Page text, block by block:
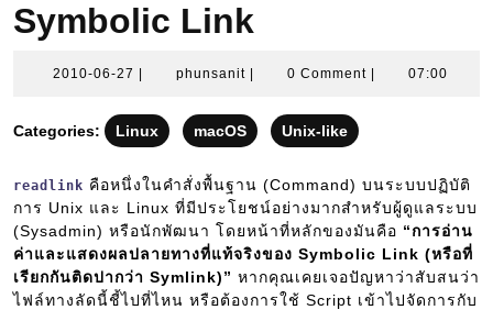
Symbolic Link
2010-06-27 2010-phunsanit phunsanit0 Comment 07:00
Categories: Linux macOS Unix-like
readlink คือหนึ่งในคำสั่งพื้นฐาน (Command) บนระบบปฏิบัติ
การ Unix และ Linux ที่มีประโยชน์อย่างมากสำหรับผู้ดูแลระบบ
(Sysadmin) หรือนักพัฒนา โดยหน้าที่หลักของมันคือ “การอ่าน
ค่าและแสดงผลปลายทางที่แท้จริงของ Symbolic Link (หรือที่
เรียกกันติดปากว่า Symlink)” หากคุณเคยเจอปัญหาว่าสับสนว่า
ไฟล์ทางลัดนี้ชี้ไปที่ไหน หรือต้องการใช้ Script เข้าไปจัดการกับ